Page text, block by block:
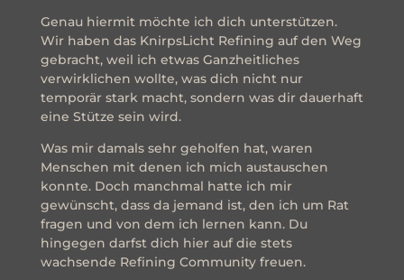
Genau hiermit möchte ich dich unterstützen.
Wir haben das KnirpsLicht Refining auf den Weg
gebracht, weil ich etwas Ganzheitliches
verwirklichen wollte, was dich nicht nur
temporär stark macht, sondern was dir dauerhaft
eine Stütze sein wird.
Was mir damals sehr geholfen hat, waren
Menschen mit denen ich mich austauschen
konnte. Doch manchmal hatte ich mir
gewünscht, dass da jemand ist, den ich um Rat
fragen und von dem ich lernen kann. Du
hingegen darfst dich hier auf die stets
wachsende Refining Community freuen.